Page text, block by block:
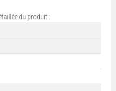
du produit :